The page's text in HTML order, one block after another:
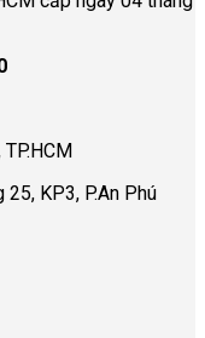
KP3, P.An Phú